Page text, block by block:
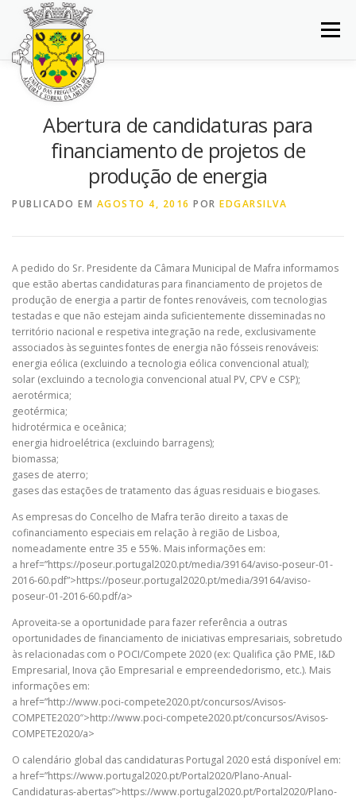
Saltar
conteúdo
Menu
INÍCIO JUNTA DE FREGUESIA
BALCÃO VIRTUAL NOTÍCIAS MAPA
CONCURSOS CONTACTOS
Abertura de candidaturas para
financiamento de projetos de
produção de energia
PUBLICADO EM AGOSTO 4, 2016 POR EDGARSILVA
A pedido do Sr. Presidente da Câmara Municipal de Mafra informamos
que estão abertas candidaturas para financiamento de projetos de
produção de energia a partir de fontes renováveis, com tecnologias
testadas e que não estejam ainda suficientemente disseminadas no
território nacional e respetiva integração na rede, exclusivamente
associados às seguintes fontes de energia não fósseis renováveis:
energia eólica (excluindo a tecnologia eólica convencional atual);
solar (excluindo a tecnologia convencional atual PV, CPV e CSP);
aerotérmica;
geotérmica;
hidrotérmica e oceânica;
energia hidroelétrica (excluindo barragens);
biomassa;
gases de aterro;
gases das estações de tratamento das águas residuais e biogases.
As empresas do Concelho de Mafra terão direito a taxas de
cofinanciamento especiais em relação à região de Lisboa,
nomeadamente entre 35 e 55%. Mais informações em:
a href=”https://poseur.portugal2020.pt/media/39164/aviso-poseur-01-
2016-60.pdf”>https://poseur.portugal2020.pt/media/39164/aviso-
poseur-01-2016-60.pdf/a>
Aproveita-se a oportunidade para fazer referência a outras
oportunidades de financiamento de iniciativas empresariais, sobretudo
às relacionadas com o POCI/Compete 2020 (ex: Qualifica ção PME, I&D
Empresarial, Inova ção Empresarial e empreendedorismo, etc.). Mais
informações em:
a href=”http://www.poci-compete2020.pt/concursos/Avisos-
COMPETE2020″>http://www.poci-compete2020.pt/concursos/Avisos-
COMPETE2020/a>
O calendário global das candidaturas Portugal 2020 está disponível em:
a href=”https://www.portugal2020.pt/Portal2020/Plano-Anual-
Candidaturas-abertas”>https://www.portugal2020.pt/Portal2020/Plano-